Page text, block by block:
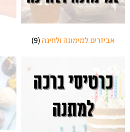
אביזרים למימונה ולחינה(9)